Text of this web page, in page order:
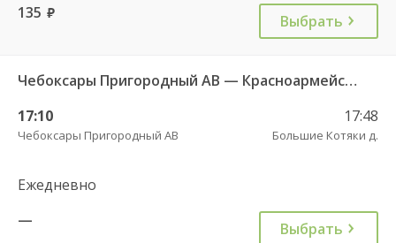
135 руб. Выбрать
Чебоксары Пригородный АВ — Красноармейское с. ДКП 121
17:10
Чебоксары Пригородный АВ
17:48
Большие Котяки д.
Ежедневно
—
Выбрать